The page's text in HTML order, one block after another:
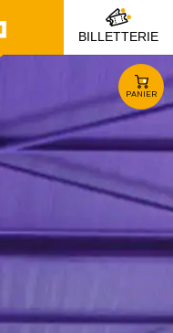
BILLETTERIE
PANIER